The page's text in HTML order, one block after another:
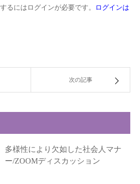
るにはログインが必要です。
ログインは
次の記事
多様性により欠如した社会人マナ
ー/ZOOMディスカッション